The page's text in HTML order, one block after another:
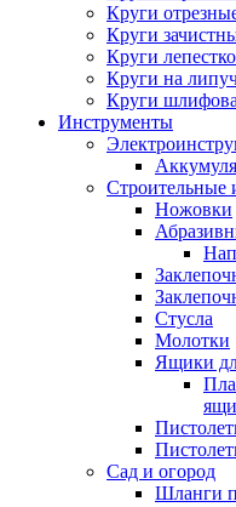
Круги
Круги
Круги
Круги на
Круги
Инструменты
Строительные
Ножовки
Стусла
Молотки
Ящики
Сад и огород
Шланги